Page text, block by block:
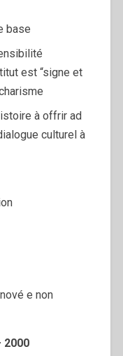
base
est “signe et
à offrir ad
culturel à
e non
2000